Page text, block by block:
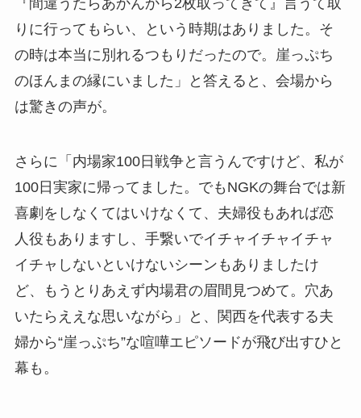
『間違うたらあかんから2枚取ってきて』言うて取
りに行ってもらい、という時期はありました。そ
の時は本当に別れるつもりだったので。崖っぷち
のほんまの縁にいました」と答えると、会場から
は驚きの声が。
さらに「内場家100日戦争と言うんですけど、私が
100日実家に帰ってました。でもNGKの舞台では新
喜劇をしなくてはいけなくて、夫婦役もあれば恋
人役もありますし、手繋いでイチャイチャイチャ
イチャしないといけないシーンもありましたけ
ど、もうとりあえず内場君の眉間見つめて。穴あ
いたらええな思いながら」と、関西を代表する夫
婦から“崖っぷち”な喧嘩エピソードが飛び出すひと
幕も。